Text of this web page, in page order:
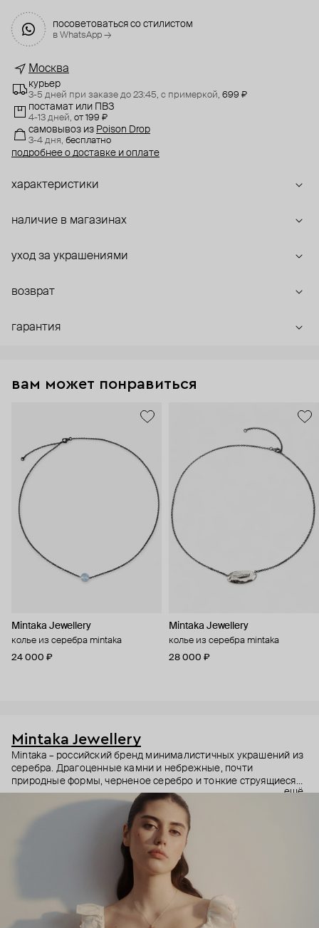
посоветоваться со стилистом
в WhatsApp →
Москва
курьер
3-5 дней при заказе до 23:45, с примеркой, 699 ₽
постамат или ПВЗ
4-13 дней, от 199 ₽
самовывоз из Poison Drop
3-4 дня, бесплатно
подробнее о доставке и оплате
характеристики
наличие в магазинах
уход за украшениями
возврат
гарантия
вам может понравиться
Mintaka Jewellery
колье из серебра mintaka
24 000 ₽
Mintaka Jewellery
колье из серебра mintaka
28 000 ₽
Mintaka Jewellery
Mintaka – российский бренд минималистичных украшений из
серебра. Драгоценные камни и небрежные, почти
природные формы, черненое серебро и тонкие струящиеся
цепи – в этих украшениях дизайнеры соединили силу и
нежность, авангардные детали и классический дизайн.
Какую часть вашего характера они подчеркнут? Выбор за
ещё